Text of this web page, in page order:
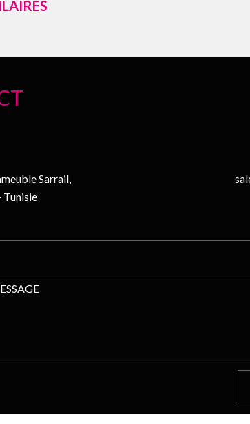
Sarrail,
Tunisie